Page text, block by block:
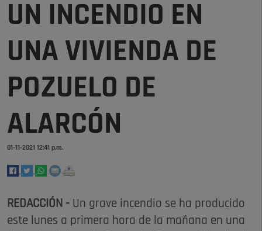
UN INCENDIO EN
UNA VIVIENDA DE
POZUELO DE
ALARCÓN
01-11-2021 12:41 p.m.
REDACCIÓN - Un grave incendio se ha producido
este lunes a primera hora de la mañana en una